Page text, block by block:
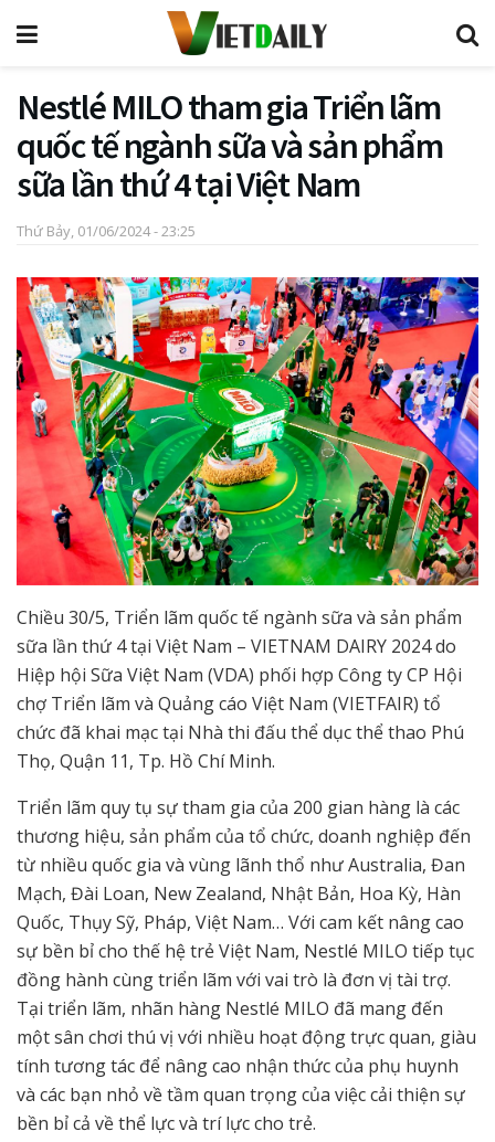
Nestlé MILO tham gia Triển lãm
quốc tế ngành sữa và sản phẩm
sữa lần thứ 4 tại Việt Nam
Thứ Bảy, 01/06/2024 - 23:25
Chiều 30/5, Triển lãm quốc tế ngành sữa và sản phẩm
sữa lần thứ 4 tại Việt Nam – VIETNAM DAIRY 2024 do
Hiệp hội Sữa Việt Nam (VDA) phối hợp Công ty CP Hội
chợ Triển lãm và Quảng cáo Việt Nam (VIETFAIR) tổ
chức đã khai mạc tại Nhà thi đấu thể dục thể thao Phú
Thọ, Quận 11, Tp. Hồ Chí Minh.
Triển lãm quy tụ sự tham gia của 200 gian hàng là các
thương hiệu, sản phẩm của tổ chức, doanh nghiệp đến
từ nhiều quốc gia và vùng lãnh thổ như Australia, Đan
Mạch, Đài Loan, New Zealand, Nhật Bản, Hoa Kỳ, Hàn
Quốc, Thụy Sỹ, Pháp, Việt Nam… Với cam kết nâng cao
sự bền bỉ cho thế hệ trẻ Việt Nam, Nestlé MILO tiếp tục
đồng hành cùng triển lãm với vai trò là đơn vị tài trợ.
Tại triển lãm, nhãn hàng Nestlé MILO đã mang đến
một sân chơi thú vị với nhiều hoạt động trực quan, giàu
tính tương tác để nâng cao nhận thức của phụ huynh
và các bạn nhỏ về tầm quan trọng của việc cải thiện sự
bền bỉ cả về thể lực và trí lực cho trẻ.